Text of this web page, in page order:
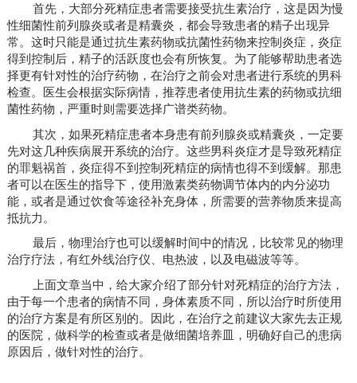
首先，大部分死精症患者需要接受抗生素治疗，这是因为慢
性细菌性前列腺炎或者是精囊炎，都会导致患者的精子出现异
常。这时只能是通过抗生素药物或抗菌性药物来控制炎症，炎症
得到控制后，精子的活跃度也会有所恢复。为了能够帮助患者选
择更有针对性的治疗药物，在治疗之前会对患者进行系统的男科
检查。医生会根据实际病情，推荐患者使用抗生素的药物或抗细
菌性药物，严重时则需要选择广谱类药物。
其次，如果死精症患者本身患有前列腺炎或精囊炎，一定要
先对这几种疾病展开系统的治疗。这些男科炎症才是导致死精症
的罪魁祸首，炎症得不到控制死精症的病情也得不到缓解。那患
者可以在医生的指导下，使用激素类药物调节体内的内分泌功
能，或者是通过饮食等途径补充身体，所需要的营养物质来提高
抵抗力。
最后，物理治疗也可以缓解时间中的情况，比较常见的物理
治疗疗法，有红外线治疗仪、电热波，以及电磁波等等。
上面文章当中，给大家介绍了部分针对死精症的治疗方法，
由于每一个患者的病情不同，身体素质不同，所以治疗时所使用
的治疗方案是有所区别的。因此，在治疗之前建议大家先去正规
的医院，做科学的检查或者是做细菌培养皿，明确好自己的患病
原因后，做针对性的治疗。